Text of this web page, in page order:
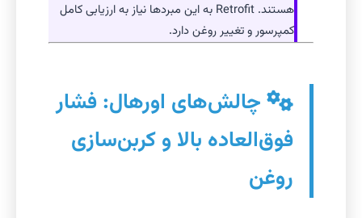
هستند. Retrofit به این مبردها نیاز به ارزیابی کامل
کمپرسور و تغییر روغن دارد.
چالش‌های اورهال: فشار
فوق‌العاده بالا و کربن‌سازی
روغن